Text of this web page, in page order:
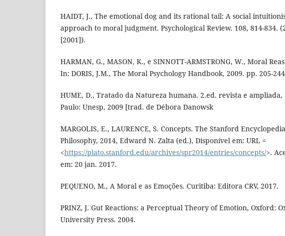
HAIDT, J., The emotional dog and its rational tail: A social
approach to moral judgment. Psychological Review. 108, 814-834.
[2001]).
HARMAN, G., MASON, K., e SINNOTT-ARMSTRONG, W., Moral
In: DORIS, J.M., The Moral Psychology Handbook, 2009. pp. 205-
HUME, D., Tratado da Natureza humana. 2.ed. revista e ampliada,
Paulo: Unesp, 2009 [trad. de Débora Danowsk
MARGOLIS, E., LAURENCE, S. Concepts. The Stanford
Philosophy, 2014, Edward N. Zalta (ed.), Disponível em: URL =
<https://plato.stanford.edu/archives/spr2014/entries/concepts/>.
em: 20 jan. 2017.
PEQUENO, M., A Moral e as Emoções. Curitiba: Editora CRV, 2017.
PRINZ, J. Gut Reactions: a Perceptual Theory of Emotion, Oxford:
University Press. 2004.